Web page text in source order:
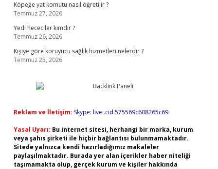
Köpeğe yat komutu nasıl öğretilir ?
Temmuz 27, 2026
Yedi hececiler kimdir ?
Temmuz 26, 2026
Kişiye göre koruyucu sağlık hizmetleri nelerdir ?
Temmuz 25, 2026
Reklam ve İletişim: Skype: live:.cid.575569c608265c69
Yasal Uyarı: Bu internet sitesi, herhangi bir marka, kurum
veya şahıs şirketi ile hiçbir bağlantısı bulunmamaktadır.
Sitede yalnızca kendi hazırladığımız makaleler
paylaşılmaktadır. Burada yer alan içerikler haber niteliği
taşımamakta olup, gerçek kurum ve kişiler hakkında